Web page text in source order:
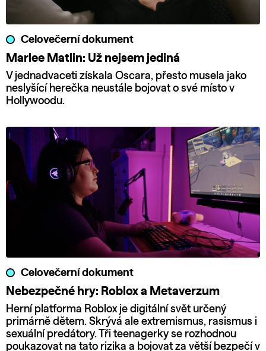
Celovečerní dokument
Marlee Matlin: Už nejsem jediná
V jednadvaceti získala Oscara, přesto musela jako
neslyšící herečka neustále bojovat o své místo v
Hollywoodu.
Celovečerní dokument
Nebezpečné hry: Roblox a Metaverzum
Herní platforma Roblox je digitální svět určený
primárně dětem. Skrývá ale extremismus, rasismus i
sexuální predátory. Tři teenagerky se rozhodnou
poukazovat na tato rizika a bojovat za větší bezpečí v